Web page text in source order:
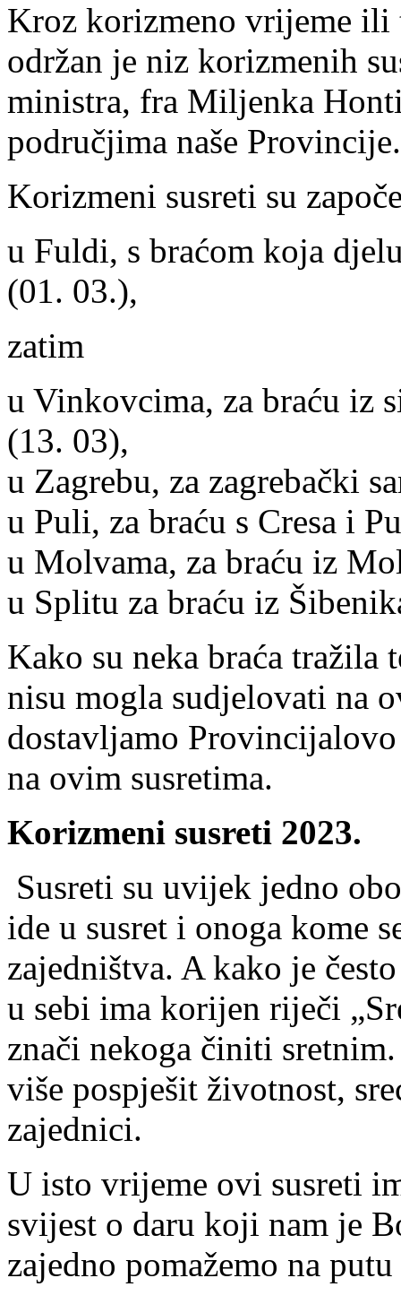
Kroz korizmeno vrijeme ili
održan je niz korizmenih
ministra, fra Miljenka
područjima naše Provincije.
Korizmeni susreti su
u Fuldi, s braćom koja
(01. 03.),
zatim
u Vinkovcima, za braću iz
(13. 03),
u Zagrebu, za zagrebački
u Puli, za braću s Cresa i
u Molvama, za braću iz
u Splitu za braću iz
Kako su neka braća tražila
nisu mogla sudjelovati na
dostavljamo
na ovim susretima.
Korizmeni susreti 2023.
Susreti su uvijek jedno
ide u susret i onoga kome
zajedništva. A kako je
u sebi ima korijen riječi
znači nekoga činiti
više pospješit životnost,
zajednici.
U isto vrijeme ovi susreti
svijest o daru koji nam je
zajedno pomažemo na